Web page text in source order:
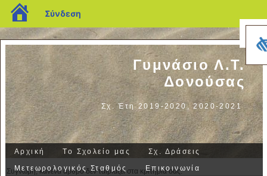
blogs.sch.gr
Σύνδεση
Γυμνάσιο Λ.Τ.
Δονούσας
Σχ. Έτη 2019-2020, 2020-2021
Αρχική Το Σχολείο μας
Σχ. Δράσεις
Μετεωρολογικός Σταθμός
Επικοινωνία
Συγνώμη, κανένα άρθρο δεν ταιριάζει στα κριτήρια σας.